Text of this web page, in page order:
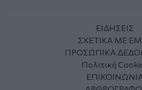
ΕΙΔΗΣΕΙΣ
ΣΧΕΤΙΚΑ ΜΕ
ΠΡΟΣΩΠΙΚΑ
Πολιτική